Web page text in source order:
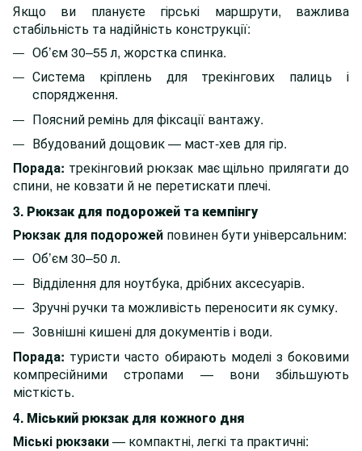
Якщо ви плануєте гірські маршрути, важлива
стабільність та надійність конструкції:
Об’єм 30–55 л, жорстка спинка.
Система кріплень для трекінгових палиць і
спорядження.
Поясний ремінь для фіксації вантажу.
Вбудований дощовик — маст-хев для гір.
Порада: трекінговий рюкзак має щільно прилягати до
спини, не ковзати й не перетискати плечі.
3. Рюкзак для подорожей та кемпінгу
Рюкзак для подорожей повинен бути універсальним:
Об’єм 30–50 л.
Відділення для ноутбука, дрібних аксесуарів.
Зручні ручки та можливість переносити як сумку.
Зовнішні кишені для документів і води.
Порада: туристи часто обирають моделі з боковими
компресійними стропами — вони збільшують
місткість.
4. Міський рюкзак для кожного дня
Міські рюкзаки— компактні, легкі та практичні: